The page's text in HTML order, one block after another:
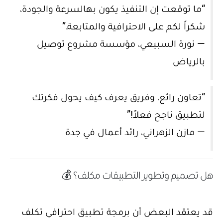
“ما توقعت إن التنفيذ يكون بهالسرعة والجودة،
شكراً لكم على الاحترافية والمتابعة.”
— نورة السبيعي، مؤسسة مشروع توصيل
بالرياض
“تعاون رائع، وفريق يعرف كيف يحول فكرتك
لتطبيق ناجح فعلاً!”
— مازن الزهراني، رائد أعمال في جدة
هل تصميم وتطوير التطبيقات مكلف؟ 💰
قد يعتقد البعض أن برمجة تطبيق احترافي تكلف